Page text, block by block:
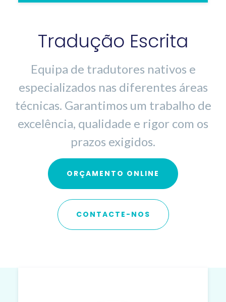
Tradução Escrita
Equipa de tradutores nativos e
especializados nas diferentes áreas
técnicas. Garantimos um trabalho de
excelência, qualidade e rigor com os
prazos exigidos.
ORÇAMENTO ONLINE
CONTACTE-NOS